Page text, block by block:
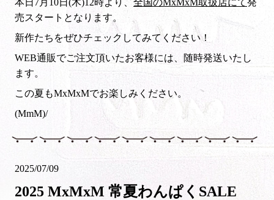
売スタートとなります。
新作たちをぜひチェックしてみてください！
WEB通販でご注文頂いたお客様には、随時発送いたし
ます。
この夏もMxMxMでお楽しみください。
(MmM)/
2025/07/09
2025 MxMxM 常夏わんぱくSALE